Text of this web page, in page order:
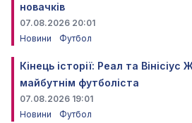
новачків
07.08.2026 20:01
Новини
Футбол
Кінець історії: Реал та
майбутнім футболіста
07.08.2026 19:01
Новини
Футбол